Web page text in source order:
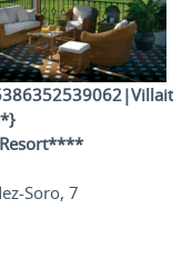
}
Resort****
Soro, 7